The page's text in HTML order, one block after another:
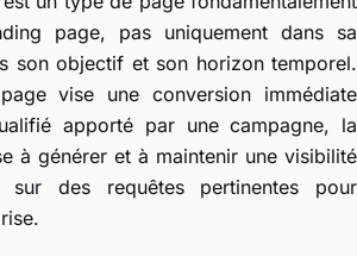
page, pas uniquement dans sa
son objectif et son horizon temporel.
vise une conversion immédiate
apporté par une campagne, la
à générer et à maintenir une visibilité
sur des requêtes pertinentes pour